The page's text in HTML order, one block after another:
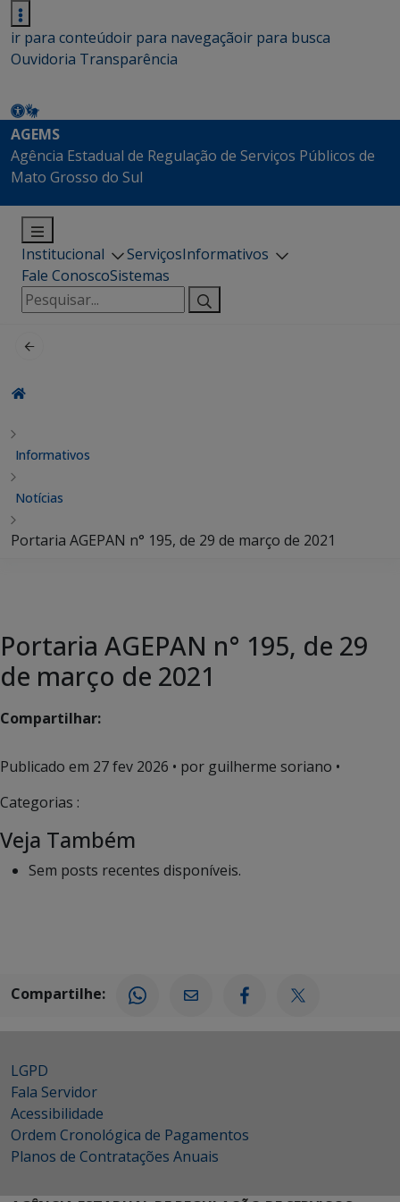
ir para conteúdoir para navegaçãoir para busca
Ouvidoria Transparência
AGEMS
Agência Estadual de Regulação de Serviços Públicos de
Mato Grosso do Sul
Institucional ServiçosInformativos
Fale ConoscoSistemas
Pesquisar
por:
Informativos
Notícias
Portaria AGEPAN n° 195, de 29 de março de 2021
Portaria AGEPAN n° 195, de 29
de março de 2021
Compartilhar:
Publicado em 27 fev 2026 • por guilherme soriano •
Categorias :
Veja Também
Sem posts recentes disponíveis.
Compartilhe:
LGPD
Fala Servidor
Acessibilidade
Ordem Cronológica de Pagamentos
Planos de Contratações Anuais